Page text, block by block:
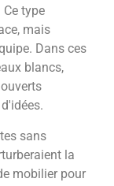
type
mais
Dans ces
blancs,
sans
la
mobilier pour